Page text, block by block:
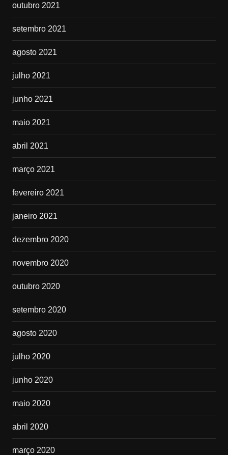
outubro 2021
setembro 2021
agosto 2021
julho 2021
junho 2021
maio 2021
abril 2021
março 2021
fevereiro 2021
janeiro 2021
dezembro 2020
novembro 2020
outubro 2020
setembro 2020
agosto 2020
julho 2020
junho 2020
maio 2020
abril 2020
março 2020